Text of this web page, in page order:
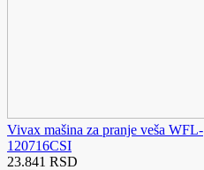
Vivax mašina za pranje veša WFL-
120716CSI
23.841 RSD